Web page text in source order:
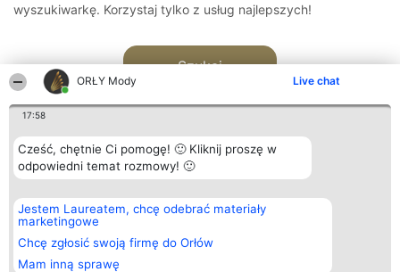
ORŁY Mody Live chat
17:58
Cześć, chętnie Ci pomogę! 🙂 Kliknij proszę w
odpowiedni temat rozmowy! 🙂
Jestem Laureatem, chcę odebrać materiały
marketingowe
Chcę zgłosić swoją firmę do Orłów
Mam inną sprawę
wyszukiwarkę. Korzystaj tylko z usług najlepszych!
Szukaj
Organizator plebiscytu
Bright Side Solutions sp. z o.
o. sp. k.
ul. Ruska 22
Wrocław 50-079
KRS 0000749100 | Regon
Plebiscyt
Laureaci
wszystkich
Laureatów
Kontakt
Kontakt